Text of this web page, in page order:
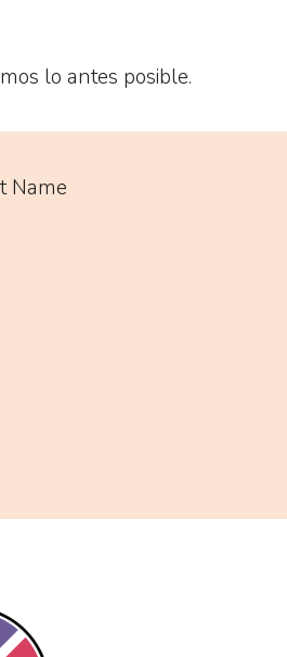
lo antes posible.
Name